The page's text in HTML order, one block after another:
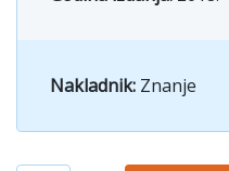
Nakladnik: Znanje